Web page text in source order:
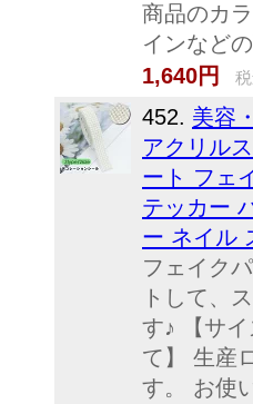
商品のカ
インなど
1,640円
452. 美容
アクリル
ート フェ
テッカー
ー ネイル
フェイク
トして、
す♪ 【サ
て】 生産
す。 お使